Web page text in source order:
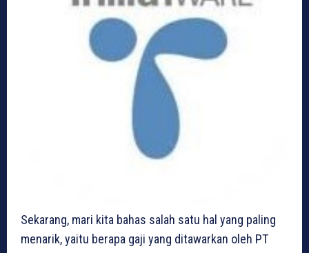
Sekarang, mari kita bahas salah satu hal yang paling
menarik, yaitu berapa gaji yang ditawarkan oleh PT